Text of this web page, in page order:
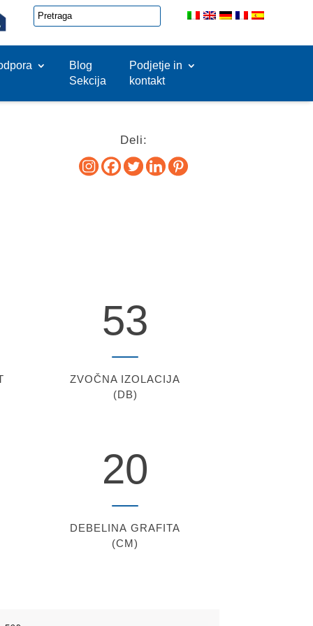
Blog
Sekcija
Podjetje in
kontakt
Deli:
53
ZVOČNA IZOLACIJA
(DB)
20
DEBELINAGRAFITA
(CM)